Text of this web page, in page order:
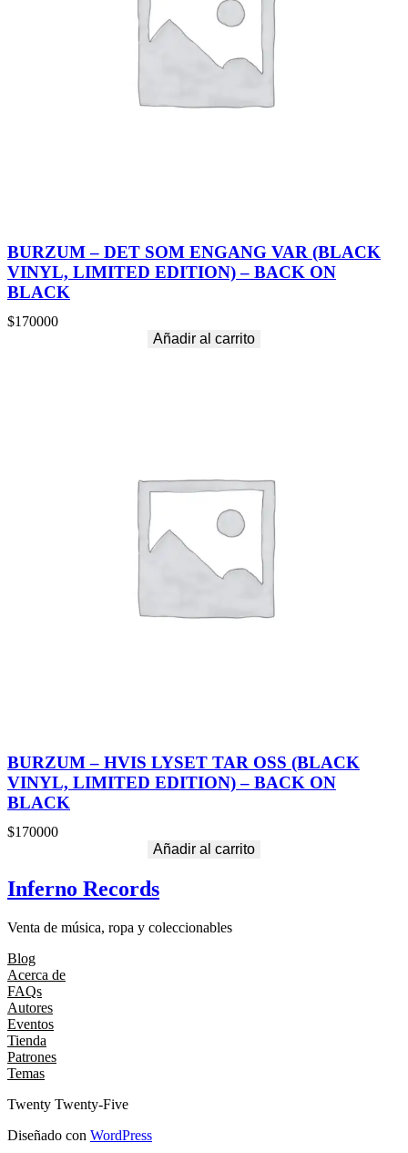
BURZUM – DET SOM ENGANG VAR (BLACK
VINYL, LIMITED EDITION) – BACK ON
BLACK
$170000
Añadir al carrito
BURZUM – HVIS LYSET TAR OSS (BLACK
VINYL, LIMITED EDITION) – BACK ON
BLACK
$170000
Añadir al carrito
Inferno Records
Venta de música, ropa y coleccionables
Blog
Acerca de
FAQs
Autores
Eventos
Tienda
Patrones
Temas
Twenty Twenty-Five
Diseñado con WordPress